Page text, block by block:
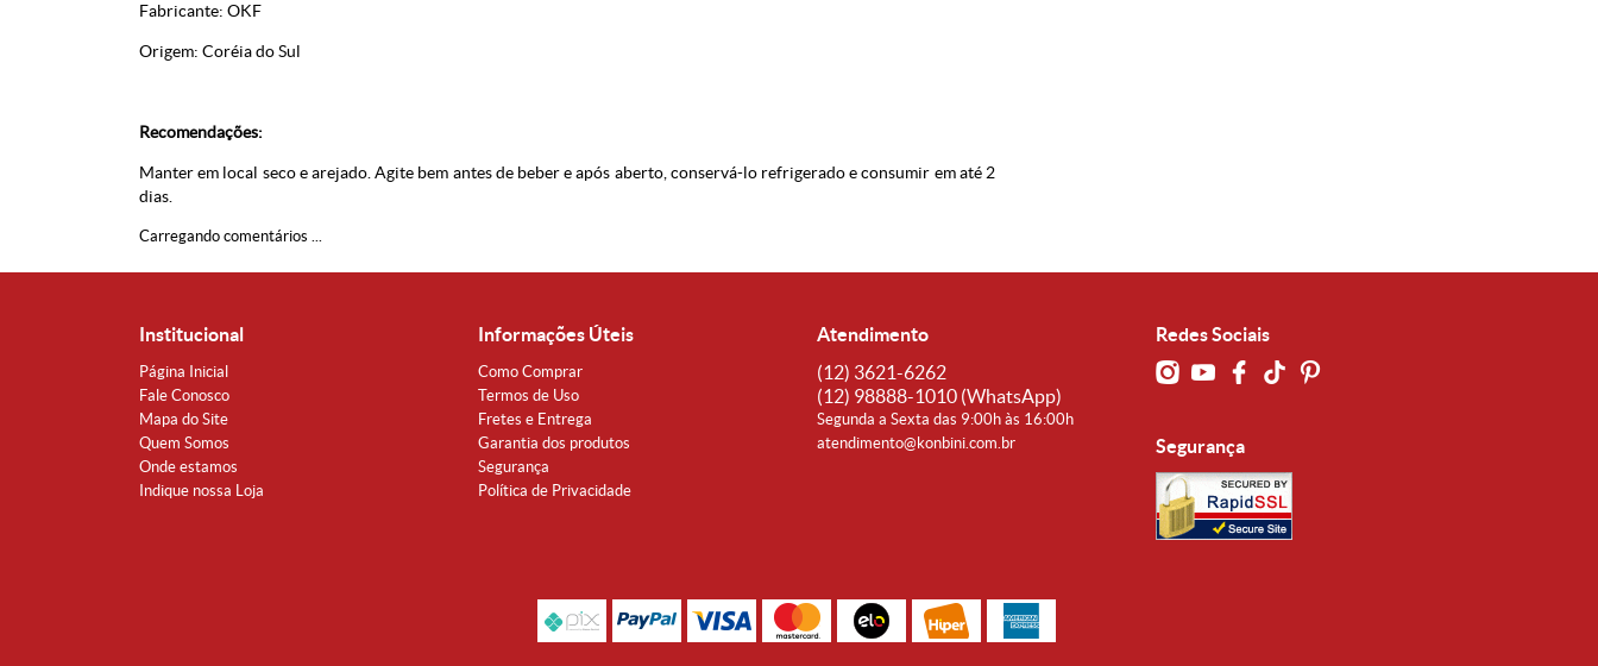
Fabricante: OKF
Origem: Coréia do Sul
Recomendações:
Manter em local seco e arejado. Agite bem antes de beber e após aberto, conservá-lo refrigerado e consumir em até 2
dias.
Carregando comentários ...
Institucional
Página Inicial
Fale Conosco
Mapa do Site
Quem Somos
Onde estamos
Indique nossa Loja
Informações Úteis
Como Comprar
Termos de Uso
Fretes e Entrega
Garantia dos produtos
Segurança
Política de Privacidade
Atendimento
(12) 3621-6262
(12) 98888-1010 (WhatsApp)
Segunda a Sexta das 9:00h às 16:00h
atendimento@konbini.com.br
Redes Sociais
Segurança